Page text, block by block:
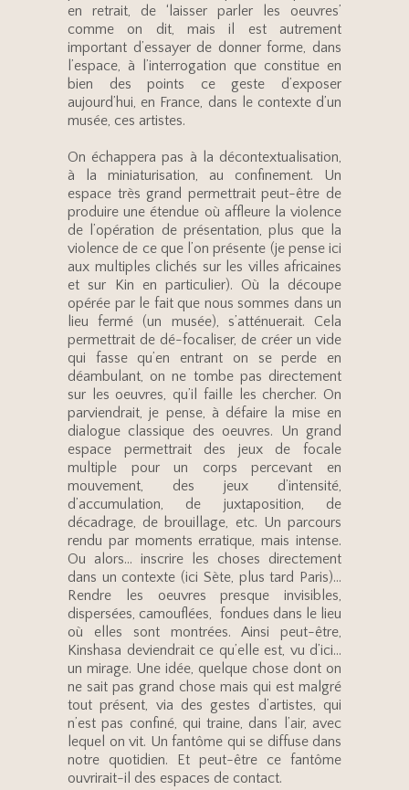
en retrait, de ‘laisser parler les oeuvres’
comme on dit, mais il est autrement
important d’essayer de donner forme, dans
l’espace, à l’interrogation que constitue en
bien des points ce geste d’exposer
aujourd’hui, en France, dans le contexte d’un
musée, ces artistes.
On échappera pas à la décontextualisation,
à la miniaturisation, au confinement. Un
espace très grand permettrait peut-être de
produire une étendue où affleure la violence
de l’opération de présentation, plus que la
violence de ce que l’on présente (je pense ici
aux multiples clichés sur les villes africaines
et sur Kin en particulier). Où la découpe
opérée par le fait que nous sommes dans un
lieu fermé (un musée), s’atténuerait. Cela
permettrait de dé-focaliser, de créer un vide
qui fasse qu’en entrant on se perde en
déambulant, on ne tombe pas directement
sur les oeuvres, qu’il faille les chercher. On
parviendrait, je pense, à défaire la mise en
dialogue classique des oeuvres. Un grand
espace permettrait des jeux de focale
multiple pour un corps percevant en
mouvement, des jeux d’intensité,
d’accumulation, de juxtaposition, de
décadrage, de brouillage, etc. Un parcours
rendu par moments erratique, mais intense.
Ou alors… inscrire les choses directement
dans un contexte (ici Sète, plus tard Paris)…
Rendre les oeuvres presque invisibles,
dispersées, camouflées, fondues dans le lieu
où elles sont montrées. Ainsi peut-être,
Kinshasa deviendrait ce qu’elle est, vu d’ici…
un mirage. Une idée, quelque chose dont on
ne sait pas grand chose mais qui est malgré
tout présent, via des gestes d’artistes, qui
n’est pas confiné, qui traine, dans l’air, avec
lequel on vit. Un fantôme qui se diffuse dans
notre quotidien. Et peut-être ce fantôme
ouvrirait-il des espaces de contact.